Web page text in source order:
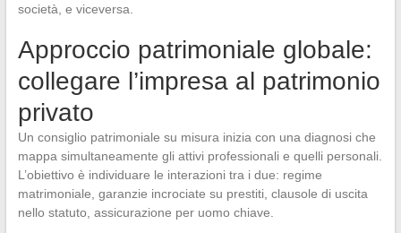
società, e viceversa.
Approccio patrimoniale globale:
collegare l’impresa al patrimonio
privato
Un consiglio patrimoniale su misura inizia con una diagnosi che
mappa simultaneamente gli attivi professionali e quelli personali.
L’obiettivo è individuare le interazioni tra i due: regime
matrimoniale, garanzie incrociate su prestiti, clausole di uscita
nello statuto, assicurazione per uomo chiave.